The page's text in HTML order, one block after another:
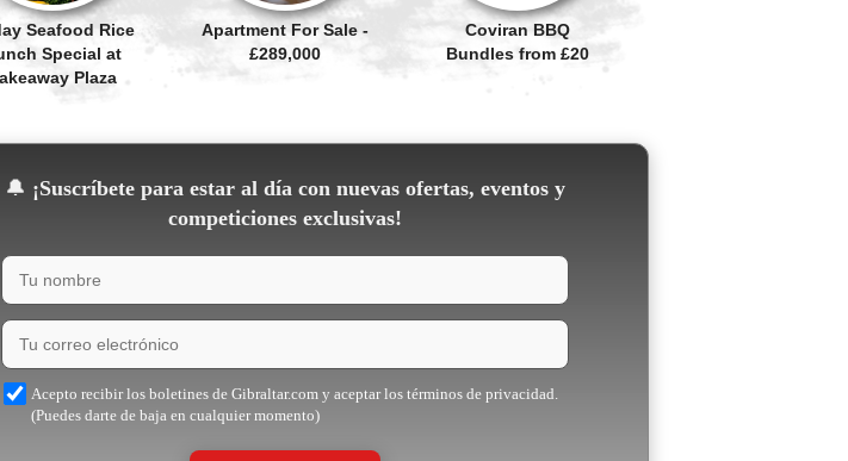
Seafood Rice
Special at
Plaza
Apartment For Sale -
£289,000
Coviran BBQ
Bundles from £20
🔔 ¡Suscríbete para estar al día con nuevas ofertas, eventos y
competiciones exclusivas!
Acepto recibir los boletines de Gibraltar.com y aceptar los términos de privacidad.
(Puedes darte de baja en cualquier momento)